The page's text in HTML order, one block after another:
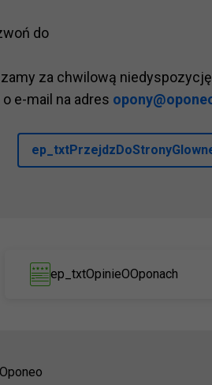
do
za chwilową
e-mail na adres
ep_txtOpinieOOponach
Oponeo